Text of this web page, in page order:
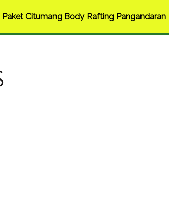
Paket Citumang Body Rafting Pangandaran